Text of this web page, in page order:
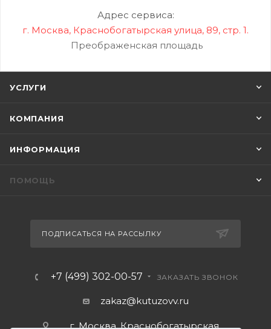
Адрес сервиса:
г. Москва, Краснобогатырская улица, 89, стр. 1.
Преображенская площадь
УСЛУГИ
КОМПАНИЯ
ИНФОРМАЦИЯ
ПОМОЩЬ
ПОДПИСАТЬСЯ НА РАССЫЛКУ
+7 (499) 302-00-57 ЗАКАЗАТЬ ЗВОНОК
zakaz@kutuzovv.ru
г. Москва, Краснобогатырская